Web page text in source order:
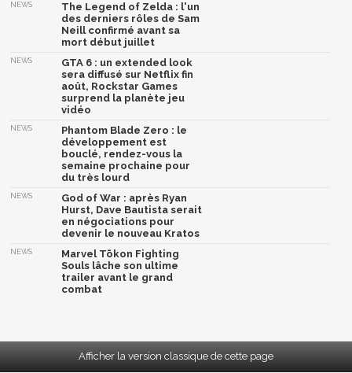
NEWS
The Legend of Zelda : l'un
des derniers rôles de Sam
Neill confirmé avant sa
mort début juillet
NEWS
GTA 6 : un extended look
sera diffusé sur Netflix fin
août, Rockstar Games
surprend la planète jeu
vidéo
NEWS
Phantom Blade Zero : le
développement est
bouclé, rendez-vous la
semaine prochaine pour
du très lourd
NEWS
God of War : après Ryan
Hurst, Dave Bautista serait
en négociations pour
devenir le nouveau Kratos
NEWS
Marvel Tōkon Fighting
Souls lâche son ultime
trailer avant le grand
combat
Afficher la version classique de cette page